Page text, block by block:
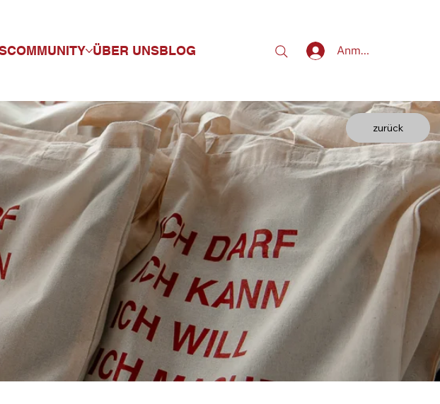
COMMUNITY ÜBER UNSBLOG Anmelden
zurück